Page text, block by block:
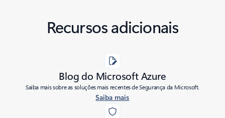
Recursos adicionais
Blog do Microsoft Azure
Saiba mais sobre as soluções mais recentes de Segurança da Microsoft.
Saiba mais